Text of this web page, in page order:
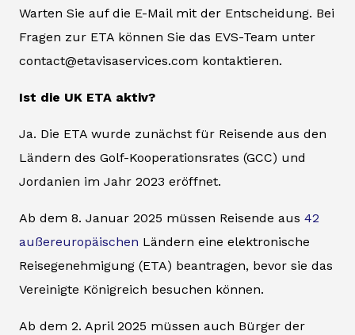
Warten Sie auf die E-Mail mit der Entscheidung. Bei
Fragen zur ETA können Sie das EVS-Team unter
contact@etavisaservices.com kontaktieren.
Ist die UK ETA aktiv?
Ja. Die ETA wurde zunächst für Reisende aus den
Ländern des Golf-Kooperationsrates (GCC) und
Jordanien im Jahr 2023 eröffnet.
Ab dem 8. Januar 2025 müssen Reisende aus 42
außereuropäischen Ländern eine elektronische
Reisegenehmigung (ETA) beantragen, bevor sie das
Vereinigte Königreich besuchen können.
Ab dem 2. April 2025 müssen auch Bürger der